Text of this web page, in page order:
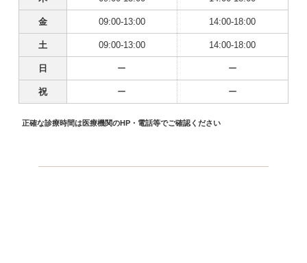
金 09:00-13:00 14:00-18:00
土 09:00-13:00 14:00-18:00
日 ー ー
祝 ー ー
正確な診療時間は医療機関のHP・電話等でご確認ください